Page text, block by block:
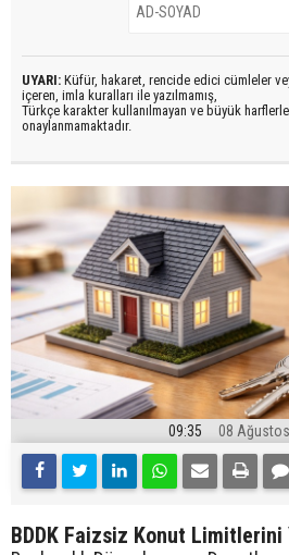
UYARI: Küfür, hakaret, rencide edici cümleler
içeren, imla kuralları ile yazılmamış,
Türkçe karakter kullanılmayan ve büyük
onaylanmamaktadır.
09:35 08
BDDK Faizsiz Konut